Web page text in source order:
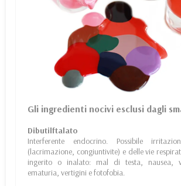
Gli ingredienti nocivi esclusi dagli
Dibutilftalato
Interferente endocrino. Possibile
(lacrimazione, congiuntivite) e delle vie
ingerito o inalato: mal di testa, nausea,
ematuria, vertigini e fotofobia.